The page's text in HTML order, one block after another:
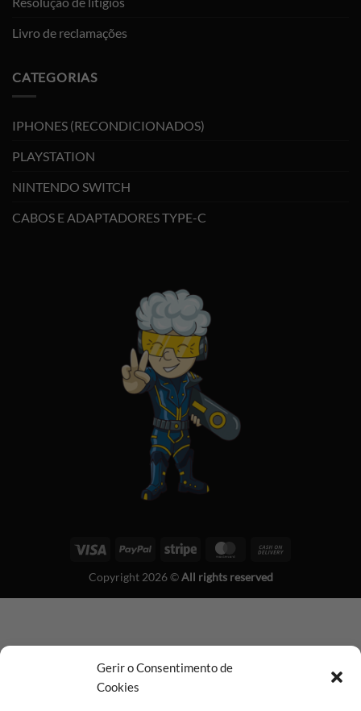
Gerir o Consentimento de
Cookies
Livro de reclamações
CATEGORIAS
IPHONES (RECONDICIONADOS)
PLAYSTATION
NINTENDO SWITCH
CABOS E ADAPTADORES TYPE-C
Visa PayPal Stripe MasterCard
Copyright 2026 ©All rights reserved